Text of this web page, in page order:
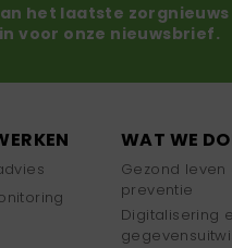
het laatste zorgnieuws
voor onze nieuwsbrief.
WAT WE
Gezond leven
preventie
Digitalisering